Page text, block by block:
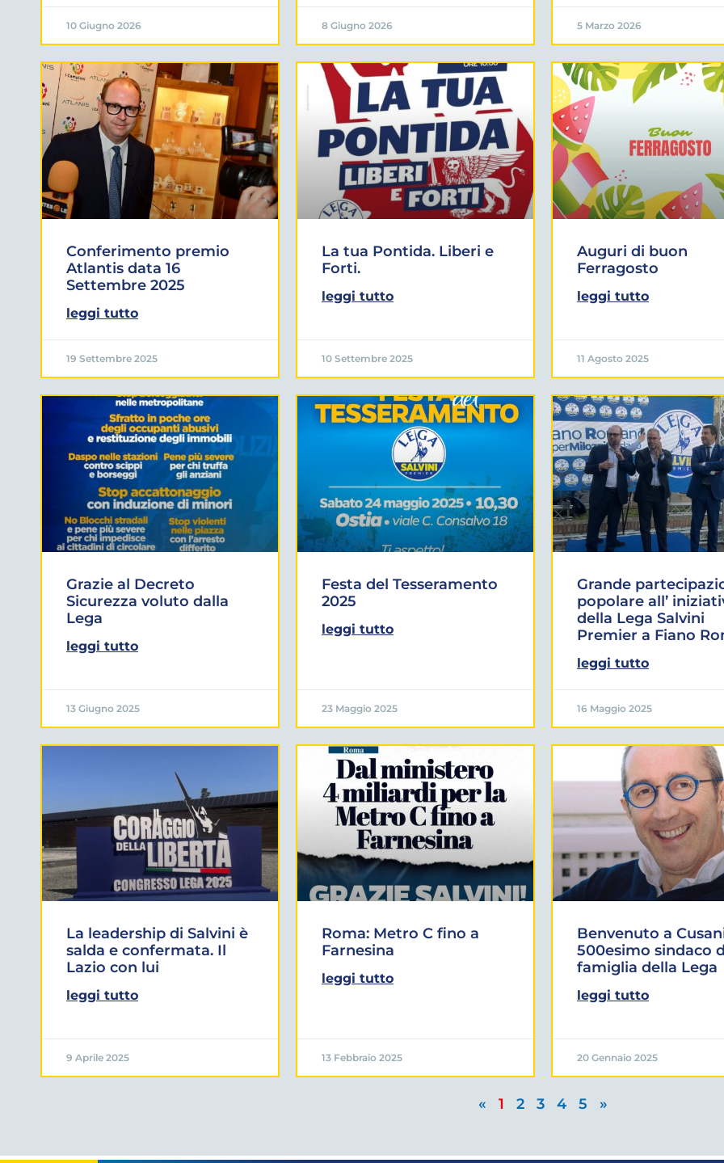
10 Giugno 2026 8 Giugno 2026 5 Marzo 2026
Conferimento premio
Atlantis data 16
Settembre 2025
leggi tutto
19 Settembre 2025
La tua Pontida. Liberi e
Forti.
leggi tutto
10 Settembre 2025
Auguri di buon
Ferragosto
leggi tutto
11 Agosto 2025
Grazie al Decreto
Sicurezza voluto dalla
Lega
leggi tutto
13 Giugno 2025
Festa del Tesseramento
2025
leggi tutto
23 Maggio 2025
Grande
popolare all’
della Lega Salvini
Premier a Fiano
leggi tutto
16 Maggio 2025
La leadership di Salvini è
salda e confermata. Il
Lazio con lui
leggi tutto
9 Aprile 2025
Roma: Metro C fino a
Farnesina
leggi tutto
13 Febbraio 2025
Benvenuto a
500esimo sindaco
famiglia della Lega
leggi tutto
20 Gennaio 2025
« 1 2 3 4 5 »